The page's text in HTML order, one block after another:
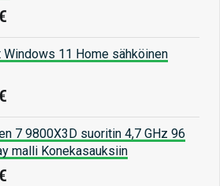
11 Home sähköinen
7 9800X3D suoritin 4,7 GHz 96
malli Konekasauksiin